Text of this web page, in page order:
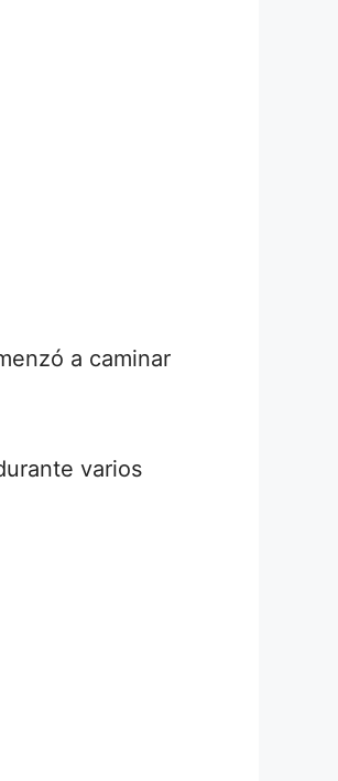
a caminar
varios